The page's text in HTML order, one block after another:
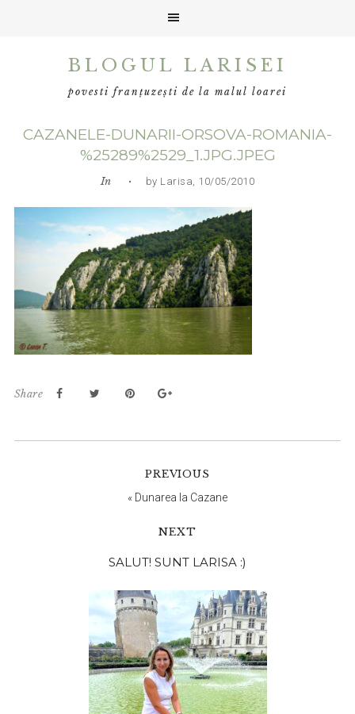
BLOGUL LARISEI
povesti franțuzești de la malul loarei
CAZANELE-DUNARII-ORSOVA-ROMANIA-
%25289%2529_1.JPG.JPEG
In • by Larisa, 10/05/2010
Share
PREVIOUS
« Dunarea la Cazane
NEXT
principală
SALUT! SUNT LARISA :)